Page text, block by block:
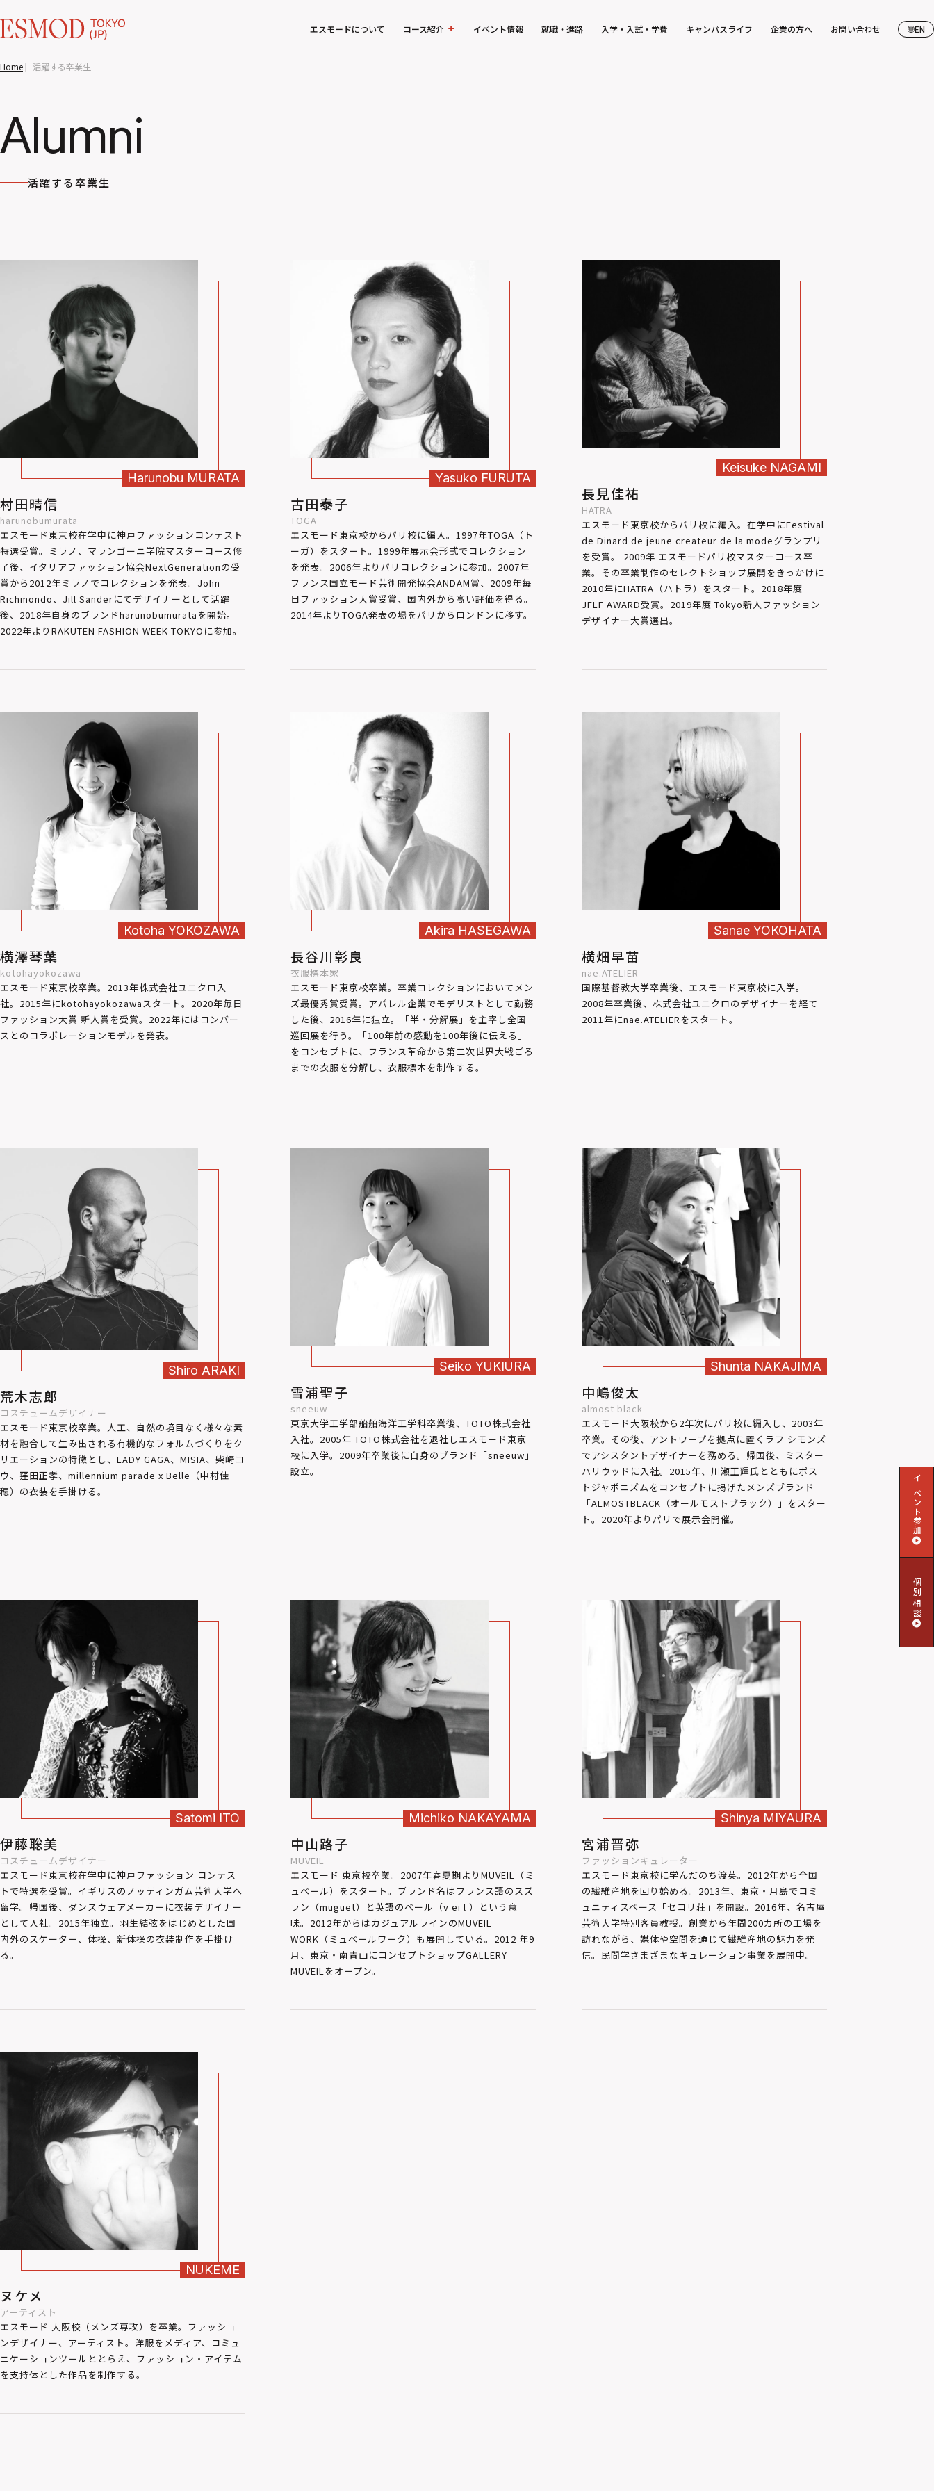
エスモードについて コース紹介 イベント情報 就職・進路 入学・入試・学費 キャンパスライフ 企業の方へ お問い合わせ EN
Home| 活躍する卒業生
Alumni
活躍する卒業生
Harunobu MURATA
村田晴信
harunobumurata
エスモード東京校在学中に神戸ファッションコンテスト
特選受賞。ミラノ、マランゴーニ学院マスターコース修
了後、イタリアファッション協会NextGenerationの受
賞から2012年ミラノでコレクションを発表。John
Richmondo、Jill Sanderにてデザイナーとして活躍
後、2018年自身のブランドharunobumurataを開始。
2022年よりRAKUTEN FASHION WEEK TOKYOに参加。
Yasuko FURUTA
古田泰子
TOGA
エスモード東京校からパリ校に編入。1997年TOGA（ト
ーガ）をスタート。1999年展示会形式でコレクション
を発表。2006年よりパリコレクションに参加。2007年
フランス国立モード芸術開発協会ANDAM賞、2009年毎
日ファッション大賞受賞、国内外から高い評価を得る。
2014年よりTOGA発表の場をパリからロンドンに移す。
Keisuke NAGAMI
長見佳祐
HATRA
エスモード東京校からパリ校に編入。在学中にFestival
de Dinard de jeune createur de la modeグランプリ
を受賞。 2009年 エスモードパリ校マスターコース卒
業。その卒業制作のセレクトショップ展開をきっかけに
2010年にHATRA（ハトラ）をスタート。2018年度
JFLF AWARD受賞。2019年度 Tokyo新人ファッション
デザイナー大賞選出。
KotohaYOKOZAWA
横澤琴葉
kotohayokozawa
エスモード東京校卒業。2013年株式会社ユニクロ入
社。2015年にkotohayokozawaスタート。2020年毎日
ファッション大賞 新人賞を受賞。2022年にはコンバー
スとのコラボレーションモデルを発表。
Akira HASEGAWA
長谷川彰良
衣服標本家
エスモード東京校卒業。卒業コレクションにおいてメン
ズ最優秀賞受賞。アパレル企業でモデリストとして勤務
した後、2016年に独立。「半・分解展」を主宰し全国
巡回展を行う。「100年前の感動を100年後に伝える」
をコンセプトに、フランス革命から第二次世界大戦ごろ
までの衣服を分解し、衣服標本を制作する。
Sanae YOKOHATA
横畑早苗
nae.ATELIER
国際基督教大学卒業後、エスモード東京校に入学。
2008年卒業後、株式会社ユニクロのデザイナーを経て
2011年にnae.ATELIERをスタート。
Shiro ARAKI
荒木志郎
コスチュームデザイナー
エスモード東京校卒業。人工、自然の境目なく様々な素
材を融合して生み出される有機的なフォルムづくりをク
リエーションの特徴とし、LADY GAGA、MISIA、柴崎コ
ウ、窪田正孝、millennium parade x Belle（中村佳
穂）の衣装を手掛ける。
Seiko YUKIURA
雪浦聖子
sneeuw
東京大学工学部船舶海洋工学科卒業後、TOTO株式会社
入社。2005年 TOTO株式会社を退社しエスモード東京
校に入学。2009年卒業後に自身のブランド「sneeuw」
設立。
Shunta NAKAJIMA
中嶋俊太
almost black
エスモード大阪校から2年次にパリ校に編入し、2003年
卒業。その後、アントワープを拠点に置くラフ シモンズ
でアシスタントデザイナーを務める。帰国後、ミスター
ハリウッドに入社。2015年、川瀬正輝氏とともにポス
トジャポニズムをコンセプトに掲げたメンズブランド
「ALMOSTBLACK（オールモストブラック）」をスター
ト。2020年よりパリで展示会開催。
Satomi ITO
伊藤聡美
コスチュームデザイナー
エスモード東京校在学中に神戸ファッション コンテス
トで特選を受賞。イギリスのノッティンガム芸術大学へ
留学。帰国後、ダンスウェアメーカーに衣装デザイナー
として入社。2015年独立。羽生結弦をはじめとした国
内外のスケーター、体操、新体操の衣装制作を手掛け
る。
Michiko NAKAYAMA
中山路子
MUVEIL
エスモード 東京校卒業。2007年春夏期よりMUVEIL（ミ
ュベール）をスタート。ブランド名はフランス語のスズ
ラン（muguet）と英語のベール（v ei l ）という意
味。2012年からはカジュアルラインのMUVEIL
WORK（ミュベールワーク）も展開している。2012 年9
月、東京・南青山にコンセプトショップGALLERY
MUVEILをオープン。
Shinya MIYAURA
宮浦晋弥
ファッションキュレーター
エスモード東京校に学んだのち渡英。2012年から全国
の繊維産地を回り始める。2013年、東京・月島でコミ
ュニティスペース「セコリ荘」を開設。2016年、名古屋
芸術大学特別客員教授。創業から年間200カ所の工場を
訪れながら、媒体や空間を通じて繊維産地の魅力を発
信。民間学さまざまなキュレーション事業を展開中。
NUKEME
ヌケメ
アーティスト
エスモード 大阪校（メンズ専攻）を卒業。ファッショ
ンデザイナー、アーティスト。洋服をメディア、コミュ
ニケーションツールととらえ、ファッション・アイテム
を支持体とした作品を制作する。
イベント参加
個別相談